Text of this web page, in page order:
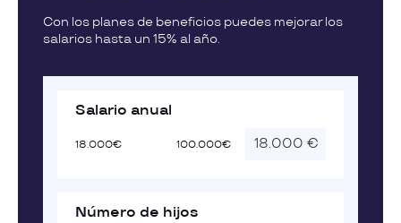
Con los planes de beneficios puedes mejorar los
salarios hasta un 15% al año.
Salario anual
18.000€ 100.000€
Número de hijos